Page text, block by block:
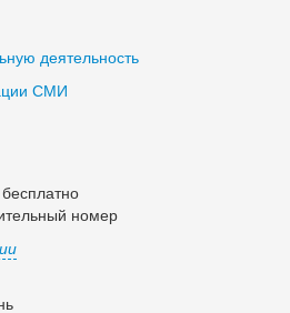
деятельность
СМИ
номер